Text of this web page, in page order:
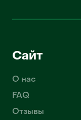
Сайт
О нас
FAQ
Отзывы